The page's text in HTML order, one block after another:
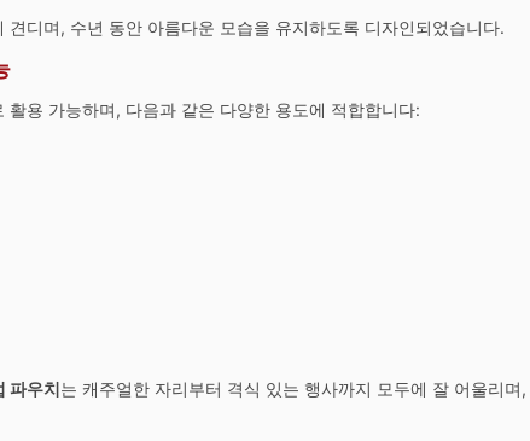
견디며, 수년 동안 아름다운 모습을 유지하도록 디자인되었습니다.
활용 가능하며, 다음과 같은 다양한 용도에 적합합니다:
파우치는 캐주얼한 자리부터 격식 있는 행사까지 모두에 잘 어울리